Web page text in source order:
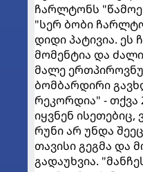
ჩარლტონს
"სერ ბობი
დიდი პატივია. ეს
მომენტია და
მალე
ბომბარდირი
რეკორდია" - თქვა
იყვნენ ისეთებიც,
რუნი არ უნდა
თავისი გეგმა და
გადაუხვია.